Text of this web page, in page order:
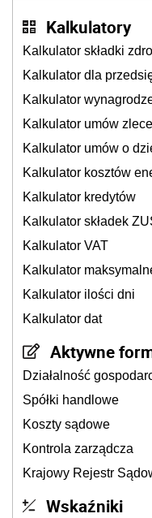
Kalkulatory
Kalkulator składki
Kalkulator dla
Kalkulator
Kalkulator umów
Kalkulator umów o
Kalkulator kosztów
Kalkulator kredytów
Kalkulator składek
Kalkulator VAT
Kalkulator
Kalkulator ilości dni
Kalkulator dat
Aktywne
Działalność
Spółki handlowe
Koszty sądowe
Kontrola zarządcza
Krajowy Rejestr
Wskaźniki